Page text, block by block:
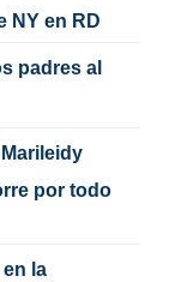
NY en RD
padres al
por todo
la